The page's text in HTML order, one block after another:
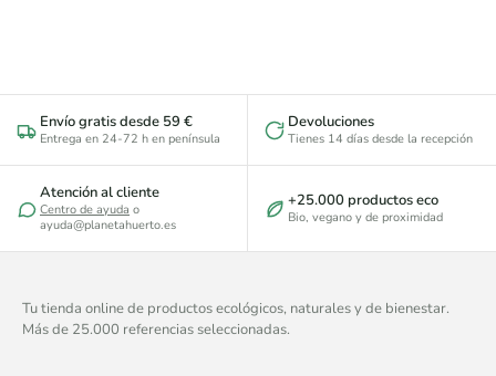
Envío gratis desde 59 €
Entrega en 24-72 h en península
Devoluciones
Tienes 14 días desde la recepción
Atención al cliente
Centro de ayuda o
ayuda@planetahuerto.es
+25.000 productos eco
Bio, vegano y de proximidad
Tu tienda online de productos ecológicos, naturales y de bienestar.
Más de 25.000 referencias seleccionadas.